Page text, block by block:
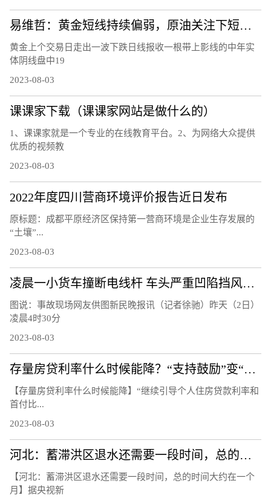
易维哲：黄金短线持续偏弱，原油关注下短线调整
黄金上个交易日走出一波下跌日线报收一根带上影线的中年实
体阴线盘中19
2023-08-03
课课家下载（课课家网站是做什么的）
1、课课家就是一个专业的在线教育平台。2、为网络大众提供
优质的视频教
2023-08-03
2022年度四川营商环境评价报告近日发布
原标题：成都平原经济区保持第一营商环境是企业生存发展的
“土壤”...
2023-08-03
凌晨一小货车撞断电线杆 车头严重凹陷挡风玻璃粉碎
图说：事故现场网友供图新民晚报讯（记者徐驰）昨天（2日）
凌晨4时30分
2023-08-03
存量房贷利率什么时候能降？“支持鼓励”变“指导”
【存量房贷利率什么时候能降】“继续引导个人住房贷款利率和
首付比...
2023-08-03
河北：蓄滞洪区退水还需要一段时间，总的时间大约在一个月
【河北：蓄滞洪区退水还需要一段时间，总的时间大约在一个
月】据央视新